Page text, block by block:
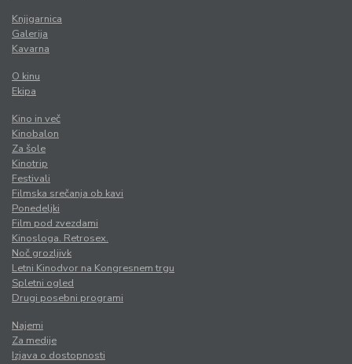
Knjigarnica
Galerija
Kavarna
O kinu
Ekipa
Kino in več
Kinobalon
Za šole
Kinotrip
Festivali
Filmska srečanja ob kavi
Ponedeljki
Film pod zvezdami
Kinosloga. Retrosex.
Noč grozljivk
Letni Kinodvor na Kongresnem trgu
Spletni ogled
Drugi posebni programi
Najemi
Za medije
Izjava o dostopnosti